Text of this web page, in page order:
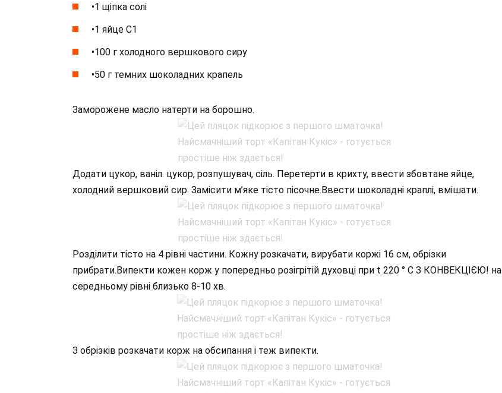
•1 щіпка солі
•1 яйце С1
•100 г холодного вершкового сиру
•50 г темних шоколадних крапель
Заморожене масло натерти на борошно.
Додати цукор, ваніл. цукор, розпушувач, сіль. Перетерти в крихту, ввести збовтане яйце,
холодний вершковий сир. Замісити м’яке тісто пісочне.Ввести шоколадні краплі, вмішати.
Розділити тісто на 4 рівні частини. Кожну розкачати, вирубати коржі 16 см, обрізки
прибрати.Випекти кожен корж у попередньо розігрітій духовці при t 220 ° С З КОНВЕКЦІЄЮ! на
середньому рівні близько 8-10 хв.
З обрізків розкачати корж на обсипання і теж випекти.